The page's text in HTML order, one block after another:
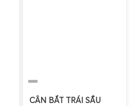
CÂN BẮT TRÁI SẦU